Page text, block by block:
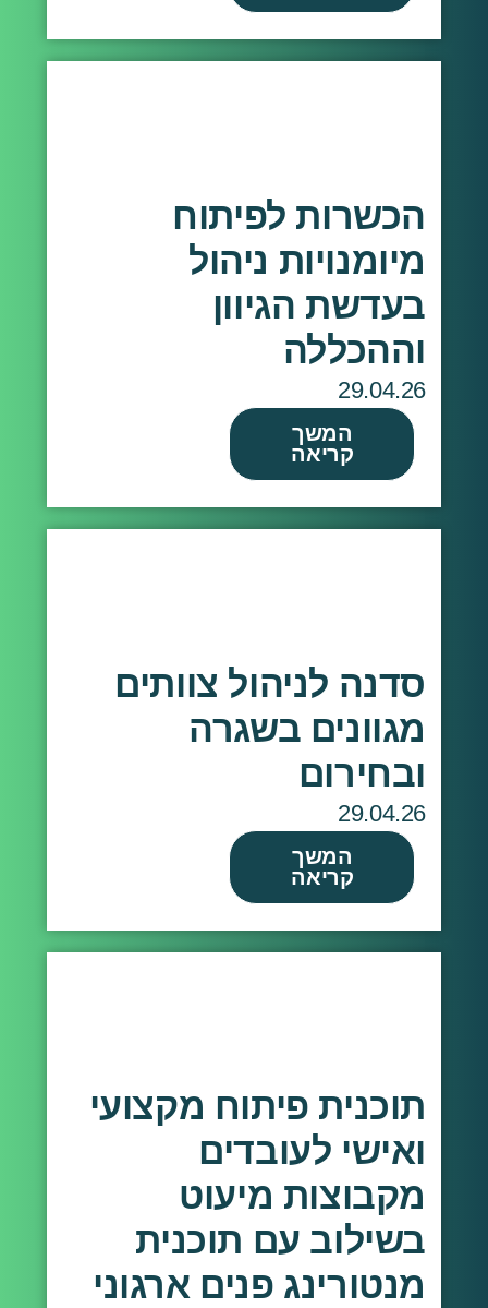
הכשרות לפיתוח
מיומנויות ניהול
בעדשת הגיוון
וההכללה
29.04.26
המשך
קריאה
סדנה לניהול צוותים
מגוונים בשגרה
ובחירום
29.04.26
המשך
קריאה
תוכנית פיתוח מקצועי
ואישי לעובדים
מקבוצות מיעוט
בשילוב עם תוכנית
מנטורינג פנים ארגוני